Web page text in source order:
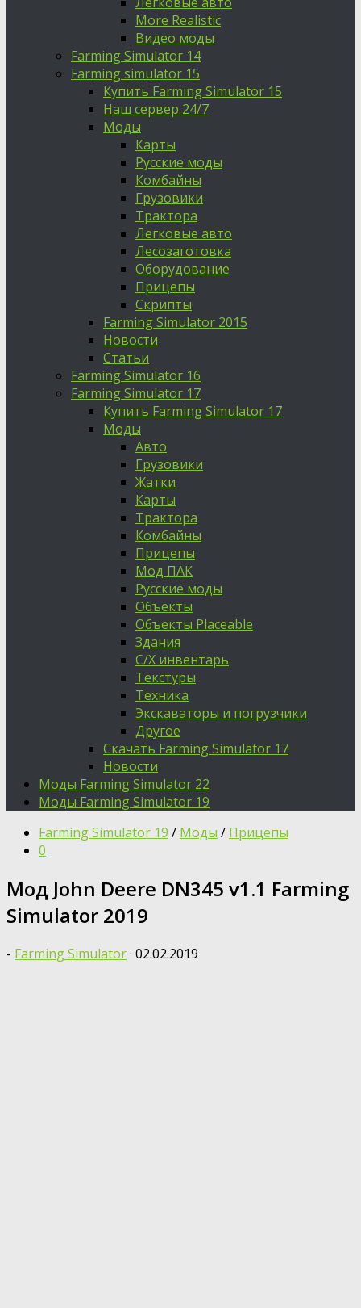
More Realistic
Видео моды
Farming Simulator 14
Farming simulator 15
Купить Farming Simulator 15
Наш сервер 24/7
Моды
Карты
Русские моды
Комбайны
Грузовики
Трактора
Легковые авто
Лесозаготовка
Оборудование
Прицепы
Скрипты
Farming Simulator 2015
Новости
Статьи
Farming Simulator 16
Farming Simulator 17
Купить Farming Simulator 17
Моды
Авто
Грузовики
Жатки
Карты
Трактора
Комбайны
Прицепы
Мод ПАК
Русские моды
Объекты
Объекты Placeable
Здания
С/Х инвентарь
Текстуры
Техника
Экскаваторы и погрузчики
Другое
Скачать Farming Simulator 17
Новости
Моды Farming Simulator 22
Моды Farming Simulator 19
Farming Simulator 19 / Моды / Прицепы
0
Мод John Deere DN345 v1.1 Farming
Simulator 2019
- Farming Simulator· 02.02.2019